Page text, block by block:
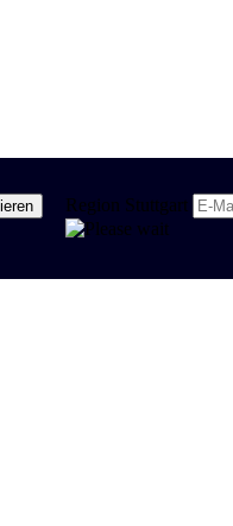
Region Stuttgart